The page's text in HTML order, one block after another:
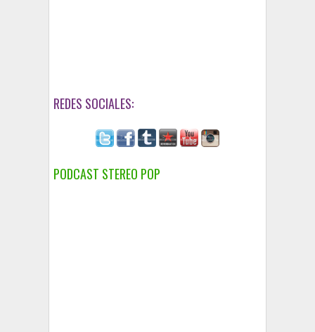
REDES SOCIALES:
PODCAST STEREO POP